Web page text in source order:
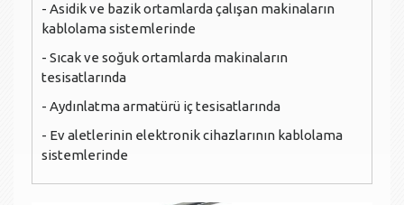
- Asidik ve bazik ortamlarda çalışan makinaların
kablolama sistemlerinde
- Sıcak ve soğuk ortamlarda makinaların
tesisatlarında
- Aydınlatma armatürü iç tesisatlarında
- Ev aletlerinin elektronik cihazlarının kablolama
sistemlerinde